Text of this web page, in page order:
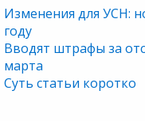
Изменения для УСН:
году
Вводят штрафы за
марта
Суть статьи коротко